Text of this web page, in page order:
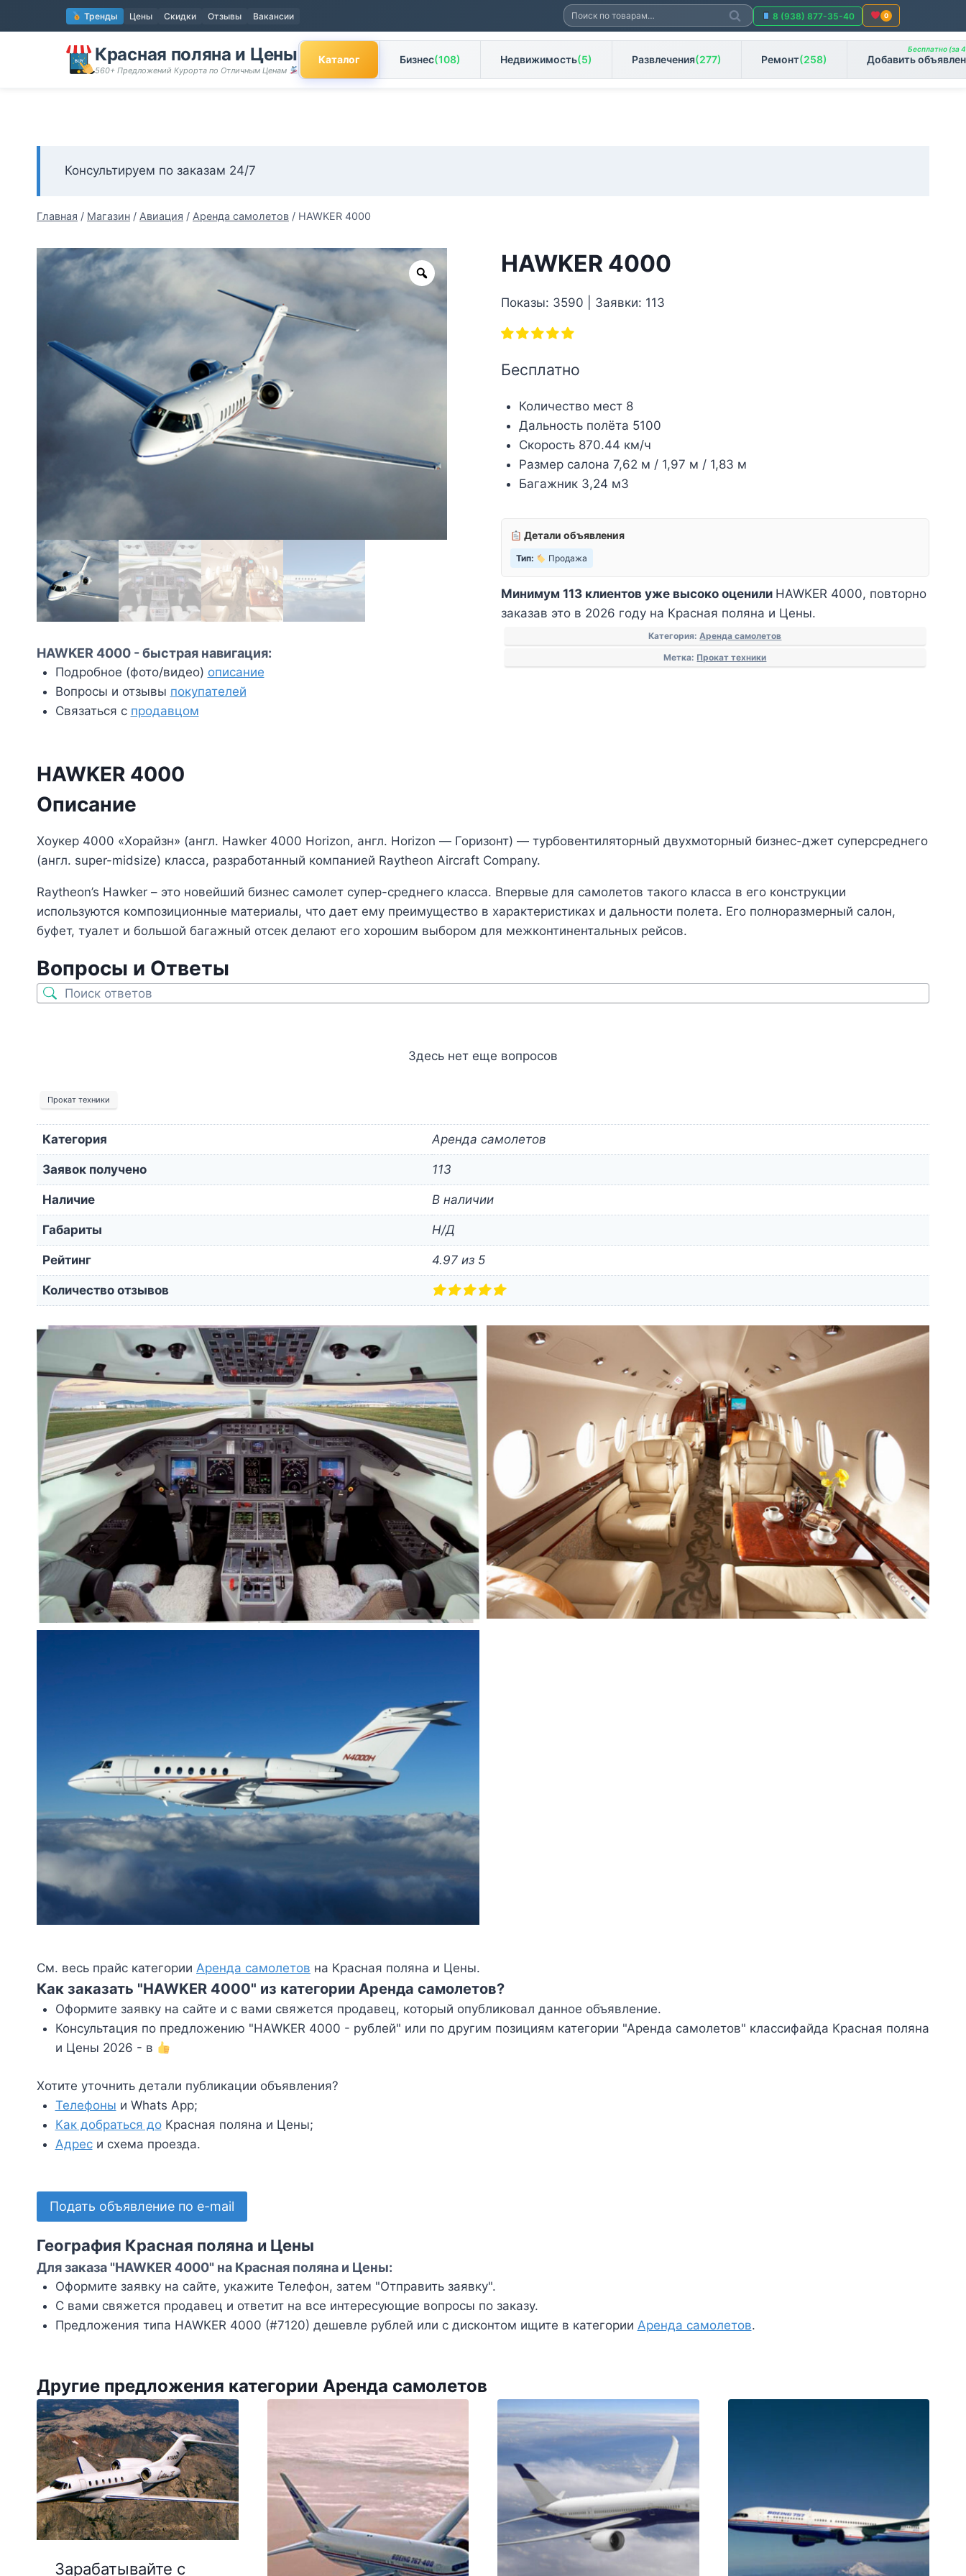
к
содержимому
Тренды Цены Скидки Отзывы Вакансии Искать:
Поиск
8 (938) 877-35-40 0
Красная поляна и Цены
560+ Предложений Курорта по Отличным Ценам
Каталог Бизнес(108) Недвижимость(5) Развлечения(277) Ремонт(258) Добавить
Бесплатно (за
Консультируем по заказам 24/7
Главная / Магазин / Авиация / Аренда самолетов / HAWKER 4000
Zoom HAWKER 4000
Показы: 3590 | Заявки: 113
Бесплатно
Количество мест 8
Дальность полёта 5100
Скорость 870.44 км/ч
Размер салона 7,62 м / 1,97 м / 1,83 м
Багажник 3,24 м3
Детали объявления
Тип: Продажа
Минимум 113 клиентов уже высоко оценили HAWKER 4000, повторно
заказав это в 2026 году на Красная поляна и Цены.
Категория:Аренда самолетов
Метка: Прокат техники
HAWKER 4000 - быстрая навигация:
Подробное (фото/видео) описание
Вопросы и отзывы покупателей
Связаться с продавцом
HAWKER 4000
Описание
Хоукер 4000 «Хорайзн» (англ. Hawker 4000 Horizon, англ. Horizon — Горизонт) — турбовентиляторный двухмоторный бизнес-джет суперсреднего
(англ. super-midsize) класса, разработанный компанией Raytheon Aircraft Company.
Raytheon’s Hawker – это новейший бизнес самолет супер-среднего класса. Впервые для самолетов такого класса в его конструкции
используются композиционные материалы, что дает ему преимущество в характеристиках и дальности полета. Его полноразмерный салон,
буфет, туалет и большой багажный отсек делают его хорошим выбором для межконтинентальных рейсов.
Вопросы и Ответы
Здесь нет еще вопросов
Прокат техники
Категория Аренда самолетов
Заявок получено 113
Наличие В наличии
Габариты Н/Д
Рейтинг 4.97 из 5
Количество отзывов
См. весь прайс категории Аренда самолетов на Красная поляна и Цены.
Как заказать "HAWKER 4000" из категории Аренда самолетов?
Оформите заявку на сайте и с вами свяжется продавец, который опубликовал данное объявление.
Консультация по предложению "HAWKER 4000 - рублей" или по другим позициям категории "Аренда самолетов" классифайда Красная поляна
и Цены 2026 - в
Хотите уточнить детали публикации объявления?
Телефоны и Whats App;
Как добраться доКрасная поляна и Цены;
Адреси схема проезда.
Подать объявление по e-mail
География Красная поляна и Цены
Для заказа "HAWKER 4000" на Красная поляна и Цены:
Оформите заявку на сайте, укажите Телефон, затем "Отправить заявку".
С вами свяжется продавец и ответит на все интересующие вопросы по заказу.
Предложения типа HAWKER 4000 (#7120) дешевле рублей или с дисконтом ищите в категории Аренда самолетов.
Другие предложения категории Аренда самолетов
Зарабатывайте с